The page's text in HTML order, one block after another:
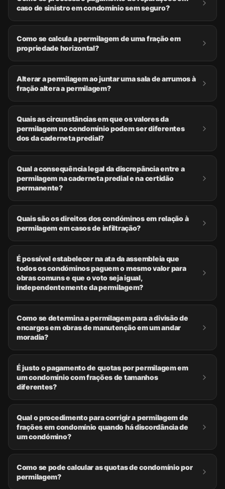
caso de sinistro em condomínio sem seguro?
Como se calcula a permilagem de uma fração em
propriedade horizontal?
Alterar a permilagem ao juntar uma sala de arrumos à
fração altera a permilagem?
Quais as circunstâncias em que os valores da
permilagem no condomínio podem ser diferentes
dos da caderneta predial?
Qual a consequência legal da discrepância entre a
permilagem na caderneta predial e na certidão
permanente?
Quais são os direitos dos condóminos em relação à
permilagem em casos de infiltração?
É possível estabelecer na ata da assembleia que
todos os condóminos paguem o mesmo valor para
obras comuns e que o voto seja igual,
independentemente da permilagem?
Como se determina a permilagem para a divisão de
encargos em obras de manutenção em um andar
moradia?
É justo o pagamento de quotas por permilagem em
um condomínio com frações de tamanhos
diferentes?
Qual o procedimento para corrigir a permilagem de
frações em condomínio quando há discordância de
um condómino?
Como se pode calcular as quotas de condomínio por
permilagem?